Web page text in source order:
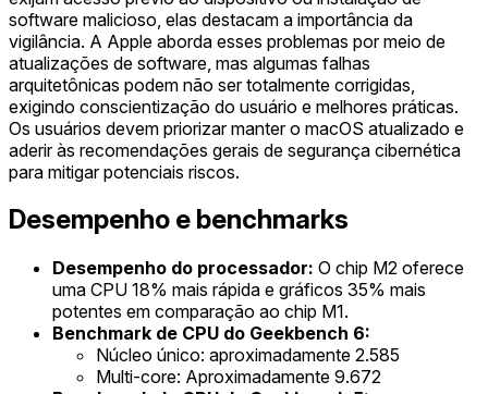
software malicioso, elas destacam a importância da
vigilância. A Apple aborda esses problemas por meio de
atualizações de software, mas algumas falhas
arquitetônicas podem não ser totalmente corrigidas,
exigindo conscientização do usuário e melhores práticas.
Os usuários devem priorizar manter o macOS atualizado e
aderir às recomendações gerais de segurança cibernética
para mitigar potenciais riscos.
Desempenho e benchmarks
Desempenho do processador: O chip M2 oferece
uma CPU 18% mais rápida e gráficos 35% mais
potentes em comparação ao chip M1.
Benchmark de CPU do Geekbench 6:
Núcleo único: aproximadamente 2.585
Multi-core: Aproximadamente 9.672